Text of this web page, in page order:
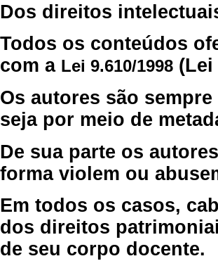
Dos direitos
Todos os conteúdos
com a Lei 9.610/1998
Os autores são
seja por meio de
De sua parte os
forma violem ou
Em todos os casos,
dos direitos
de seu corpo docente.